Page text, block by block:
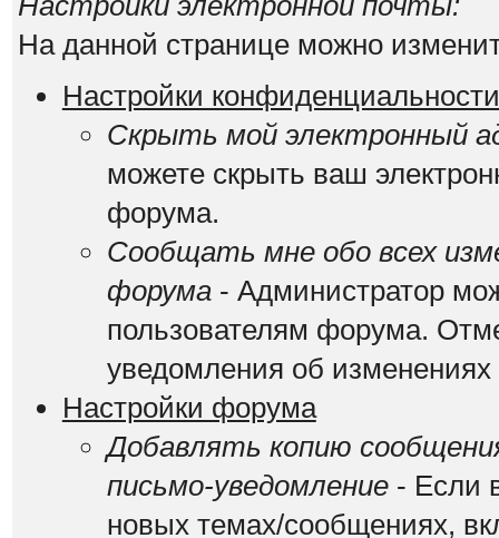
На данной странице можно
Настройки конфиденциальности
Скрыть мой электронный
можете скрыть ваш
форума.
Сообщать мне обо всех
форума- Администратор
пользователям форума.
уведомления об
Настройки форума
Добавлять копию
письмо-уведомление- Если
новых темах/сообщениях,